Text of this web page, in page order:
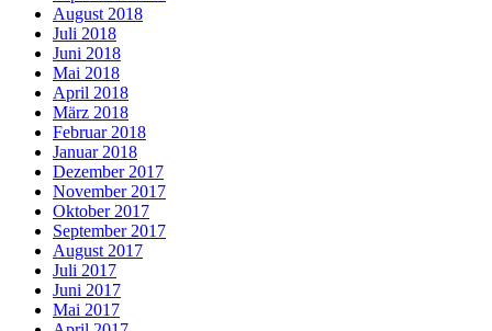
August 2018
Juli 2018
Juni 2018
Mai 2018
April 2018
März 2018
Februar 2018
Januar 2018
Dezember 2017
November 2017
Oktober 2017
September 2017
August 2017
Juli 2017
Juni 2017
Mai 2017